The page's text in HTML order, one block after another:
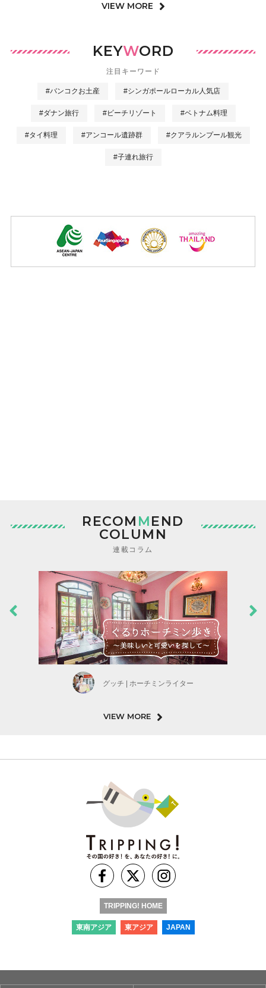
VIEW MORE
KEYWORD
注目キーワード
#バンコクお土産 #シンガポールローカル人気店
#ダナン旅行 #ビーチリゾート #ベトナム料理
#タイ料理 #アンコール遺跡群 #クアラルンプール観光
#子連れ旅行
RECOM MEND
COLUMN
連載コラム
グッチ | ホーチミンライター
VIEW MORE
TRIPPING! HOME
東南アジア 東アジア JAPAN